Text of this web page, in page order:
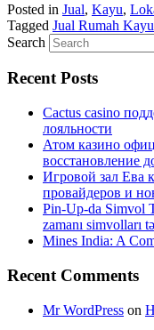
Posted in Jual, Kayu,
Tagged Jual Rumah
Search
Recent Posts
Cactus casino
лояльности
Атом казино
восстановление
Игровой зал Ева
провайдеров и
Pin-Up-da Simvol
zamanı simvolları
Mines India: A
Recent Comments
Mr WordPress on